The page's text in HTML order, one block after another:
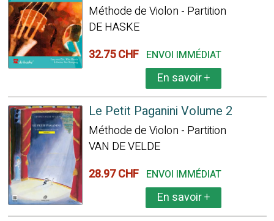
Méthode de Violon - Partition
DE HASKE
32.75 CHF ENVOI IMMÉDIAT
En savoir+
Le Petit Paganini Volume 2
Méthode de Violon - Partition
VAN DE VELDE
28.97 CHF ENVOI IMMÉDIAT
En savoir+